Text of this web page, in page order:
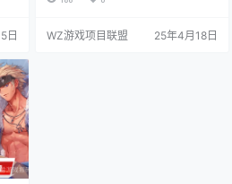
白
日
还赚不到10000泰拉，而双至尊却
WZ游戏项目联盟 25年4月18日